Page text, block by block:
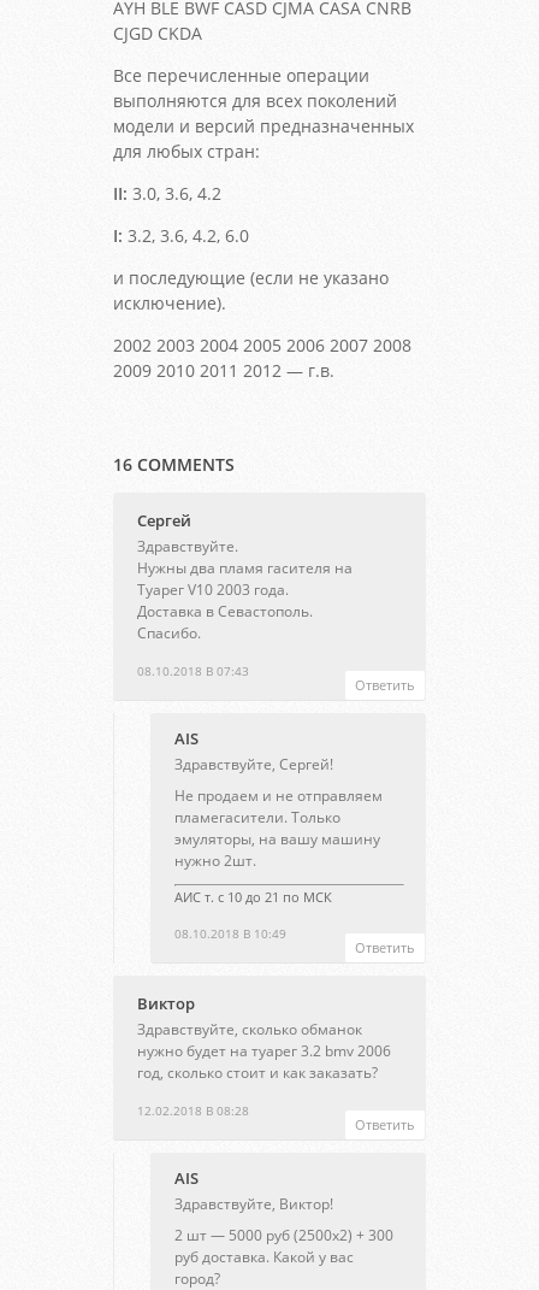
AYH BLE BWF CASD CJMA CASA CNRB
CJGD CKDA
Все перечисленные операции
выполняются для всех поколений
модели и версий предназначенных
для любых стран:
II: 3.0, 3.6, 4.2
I: 3.2, 3.6, 4.2, 6.0
и последующие (если не указано
исключение).
2002 2003 2004 2005 2006 2007 2008
2009 2010 2011 2012 — г.в.
16 COMMENTS
Сергей
08.10.2018 В 07:43
Здравствуйте.
Нужны два пламя гасителя на
Туарег V10 2003 года.
Доставка в Севастополь.
Спасибо.
Ответить
AIS
08.10.2018 В 10:49
Здравствуйте, Сергей!
Не продаем и не отправляем
пламегасители. Только
эмуляторы, на вашу машину
нужно 2шт.
АИС т. с 10 до 21 по МСК
Ответить
Виктор
12.02.2018 В 08:28
Здравствуйте, сколько обманок
нужно будет на туарег 3.2 bmv 2006
год, сколько стоит и как заказать?
Ответить
AIS
Здравствуйте, Виктор!
2 шт — 5000 руб (2500х2) + 300
руб доставка. Какой у вас
город?